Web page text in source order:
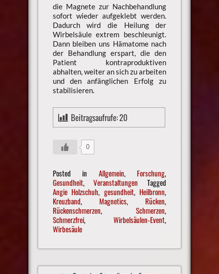
die Magnete zur Nachbehandlung
sofort wieder aufgeklebt werden.
Dadurch wird die Heilung der
Wirbelsäule extrem beschleunigt.
Dann bleiben uns Hämatome nach
der Behandlung erspart, die den
Patient kontraproduktiven
abhalten, weiter an sich zu arbeiten
und den anfänglichen Erfolg zu
stabilisieren.
Beitragsaufrufe:20
0
Posted in Allgemein, Forschung,
Gesundheit,Veranstaltungen Tagged
Angie Holzschuh, gesundheit, Heilbronn,
Kreuzband, Magnetics, Rücken,
Rückenschmerzen,Schmerzen,
Schmerzfrei,Wirbelsäulen-Event,
Wirbesäule
Post